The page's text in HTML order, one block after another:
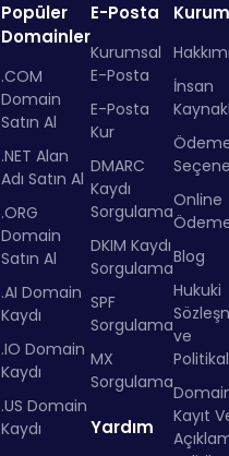
Popüler
Domainler
.COM
Domain
Satın Al
.NET Alan
Adı Satın Al
.ORG
Domain
Satın Al
.AI Domain
Kaydı
.IO Domain
Kaydı
.US Domain
Kaydı
E-Posta
Kurumsal
E-Posta
E-Posta
Kur
DMARC
Kaydı
Sorgulama
DKIM Kaydı
Sorgulama
SPF
Sorgulama
MX
Sorgulama
Yardım
İnsan
Online
Blog
Hukuki
ve
Kayıt